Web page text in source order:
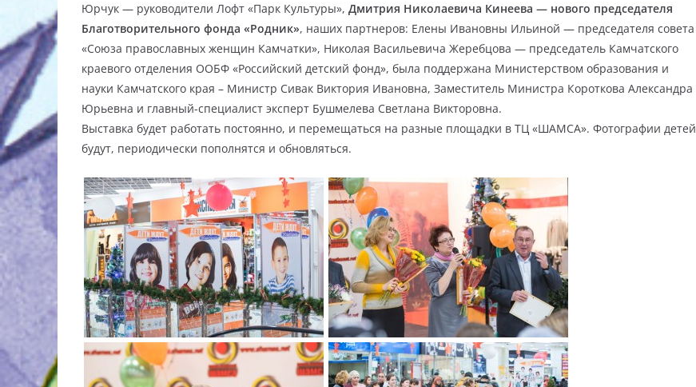
Юрчук — руководители Лофт «Парк Культуры», Дмитрия Николаевича Кинеева — нового председателя
Благотворительного фонда «Родник», наших партнеров: Елены Ивановны Ильиной — председателя совета
«Союза православных женщин Камчатки», Николая Васильевича Жеребцова — председатель Камчатского
краевого отделения ООБФ «Российский детский фонд», была поддержана Министерством образования и
науки Камчатского края – Министр Сивак Виктория Ивановна, Заместитель Министра Короткова Александра
Юрьевна и главный-специалист эксперт Бушмелева Светлана Викторовна.
Выставка будет работать постоянно, и перемещаться на разные площадки в ТЦ «ШАМСА». Фотографии детей
будут, периодически пополнятся и обновляться.